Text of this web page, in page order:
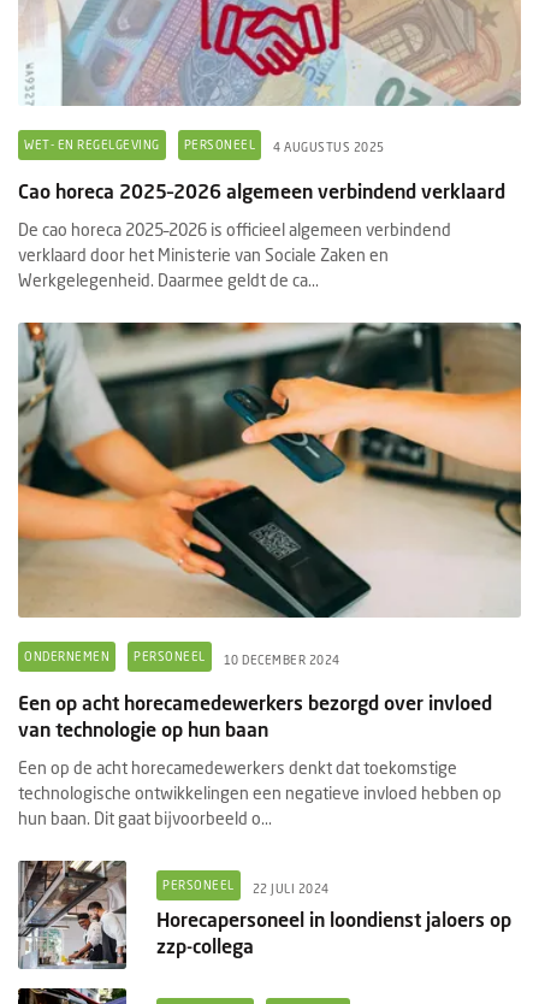
WET- EN REGELGEVING PERSONEEL 4 AUGUSTUS 2025
Cao horeca 2025–2026 algemeen verbindend verklaard
De cao horeca 2025–2026 is officieel algemeen verbindend
verklaard door het Ministerie van Sociale Zaken en
Werkgelegenheid. Daarmee geldt de ca...
ONDERNEMEN PERSONEEL 10 DECEMBER 2024
Een op acht horecamedewerkers bezorgd over invloed
van technologie op hun baan
Een op de acht horecamedewerkers denkt dat toekomstige
technologische ontwikkelingen een negatieve invloed hebben op
hun baan. Dit gaat bijvoorbeeld o...
PERSONEEL 22 JULI 2024
Horecapersoneel in loondienst jaloers op
zzp-collega